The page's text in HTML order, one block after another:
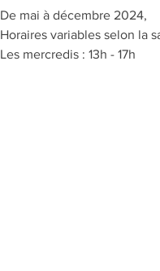
De mai à décembre 2024,
Horaires variables selon la
Les mercredis : 13h - 17h